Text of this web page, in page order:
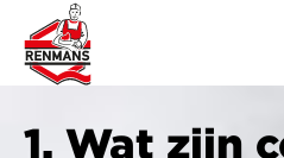
1. Wat zijn